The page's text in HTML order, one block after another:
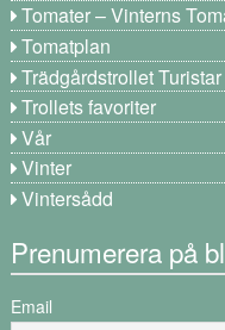
Tomater – Vinterns
Tomatplan
Trädgårdstrollet Turistar
Trollets favoriter
Vår
Vinter
Vintersådd
Prenumerera på
Email